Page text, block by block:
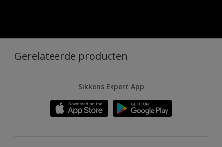
Gerelateerde producten
Sikkens Expert App